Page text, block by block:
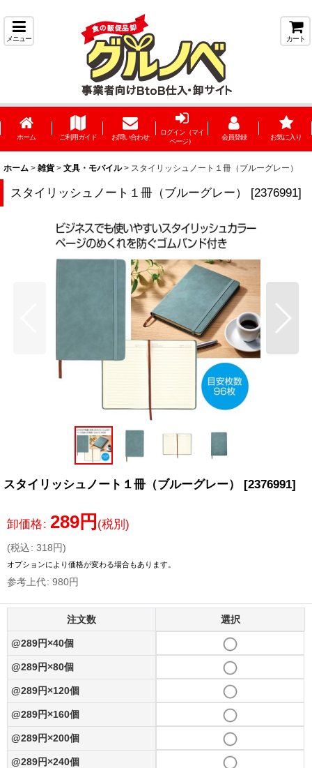
メニュー カート
ホーム ご利用ガイド お問い合わせ
ログイン（マイ
ページ）
会員登録 お気に入り
ホーム > 雑貨 > 文具・モバイル > スタイリッシュノート１冊（ブルーグレー）
スタイリッシュノート１冊（ブルーグレー） [2376991]
スタイリッシュノート１冊（ブルーグレー） [2376991]
卸価格: 289円 (税別)
(税込: 318円)
オプションにより価格が変わる場合もあります。
参考上代: 980円
注文数 選択
@289円×40個
@289円×80個
@289円×120個
@289円×160個
@289円×200個
@289円×240個